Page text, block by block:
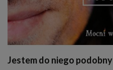
Jestem do niego podobny